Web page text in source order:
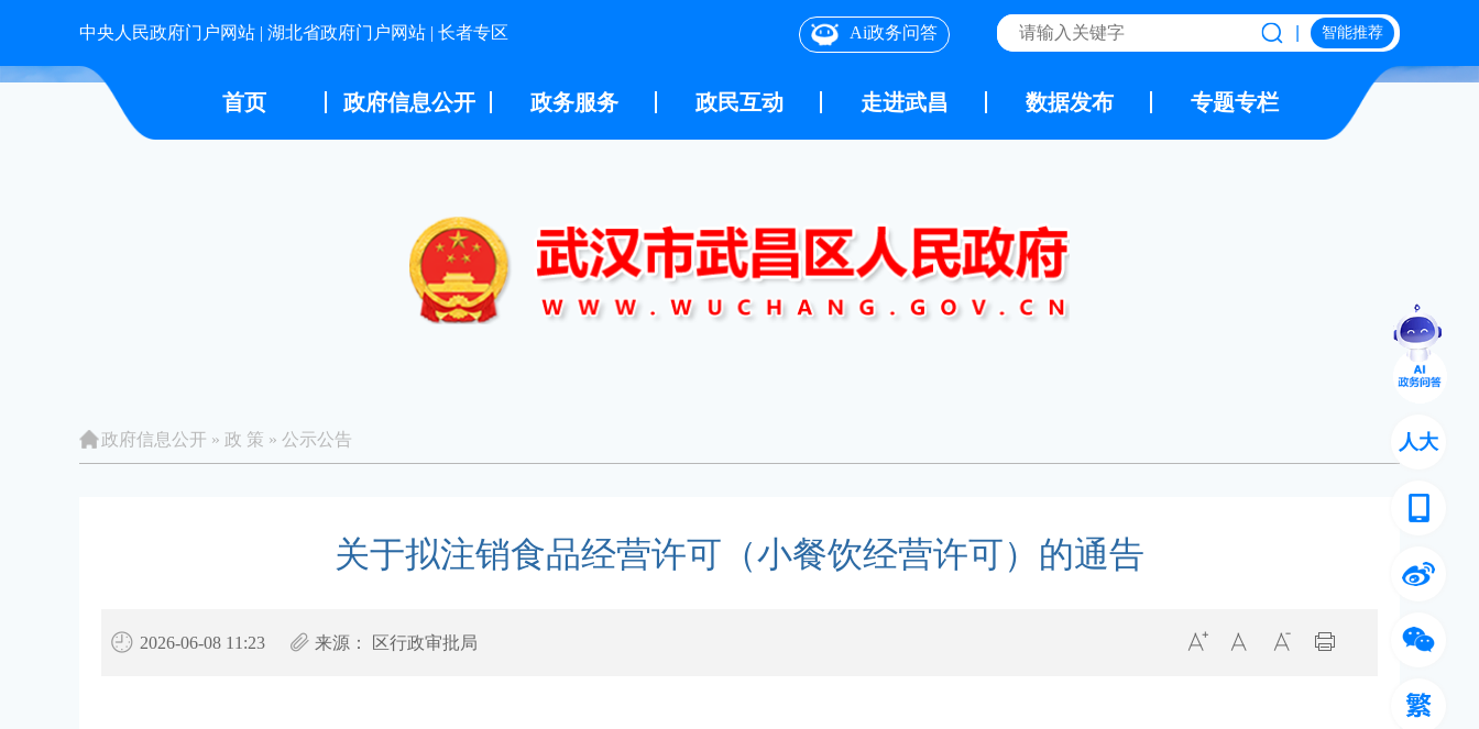
Ai政务问答
中央人民政府门户网站 | 湖北省政府门户网站 | 长者专区 智能推荐
首页 政府信息公开 政务服务 政民互动 走进武昌 数据发布 专题专栏
政府信息公开 » 政 策 » 公示公告
关于拟注销食品经营许可（小餐饮经营许可）的通告
2026-06-08 11:23 来源： 区行政审批局
人大